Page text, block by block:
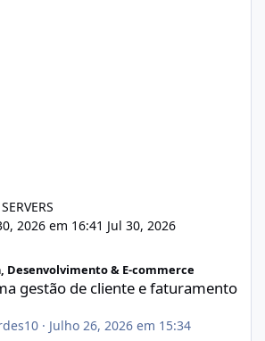
2026 em 16:41 Jul 30, 2026
Desenvolvimento & E-commerce
gestão de cliente e faturamento
· Julho 26, 2026 em 15:34